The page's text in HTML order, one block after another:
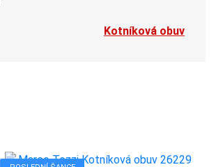
Kotníková obuv